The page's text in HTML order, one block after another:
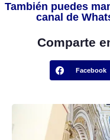
También puedes
canal de
Comparte
Facebook